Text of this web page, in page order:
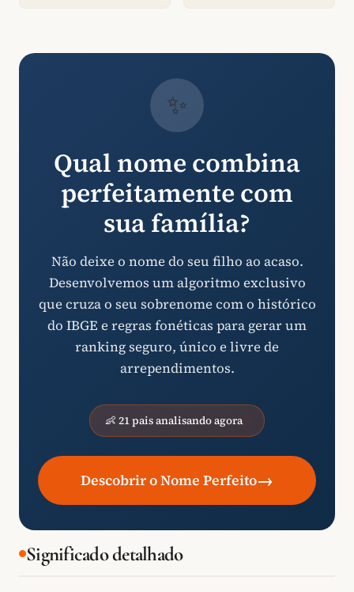
✨
Qual nome combina
perfeitamente com
sua família?
Não deixe o nome do seu filho ao acaso.
Desenvolvemos um algoritmo exclusivo
que cruza o seu sobrenome com o histórico
do IBGE e regras fonéticas para gerar um
ranking seguro, único e livre de
arrependimentos.
👶 21 pais analisando agora
Descobrir o Nome Perfeito→
Significado detalhado